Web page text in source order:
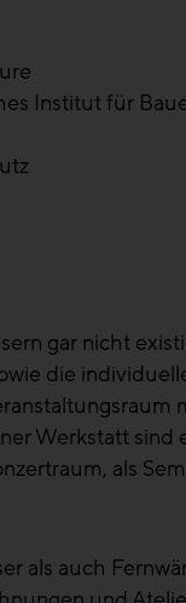
Institut für
gar nicht
die
Werkstatt
als
als auch